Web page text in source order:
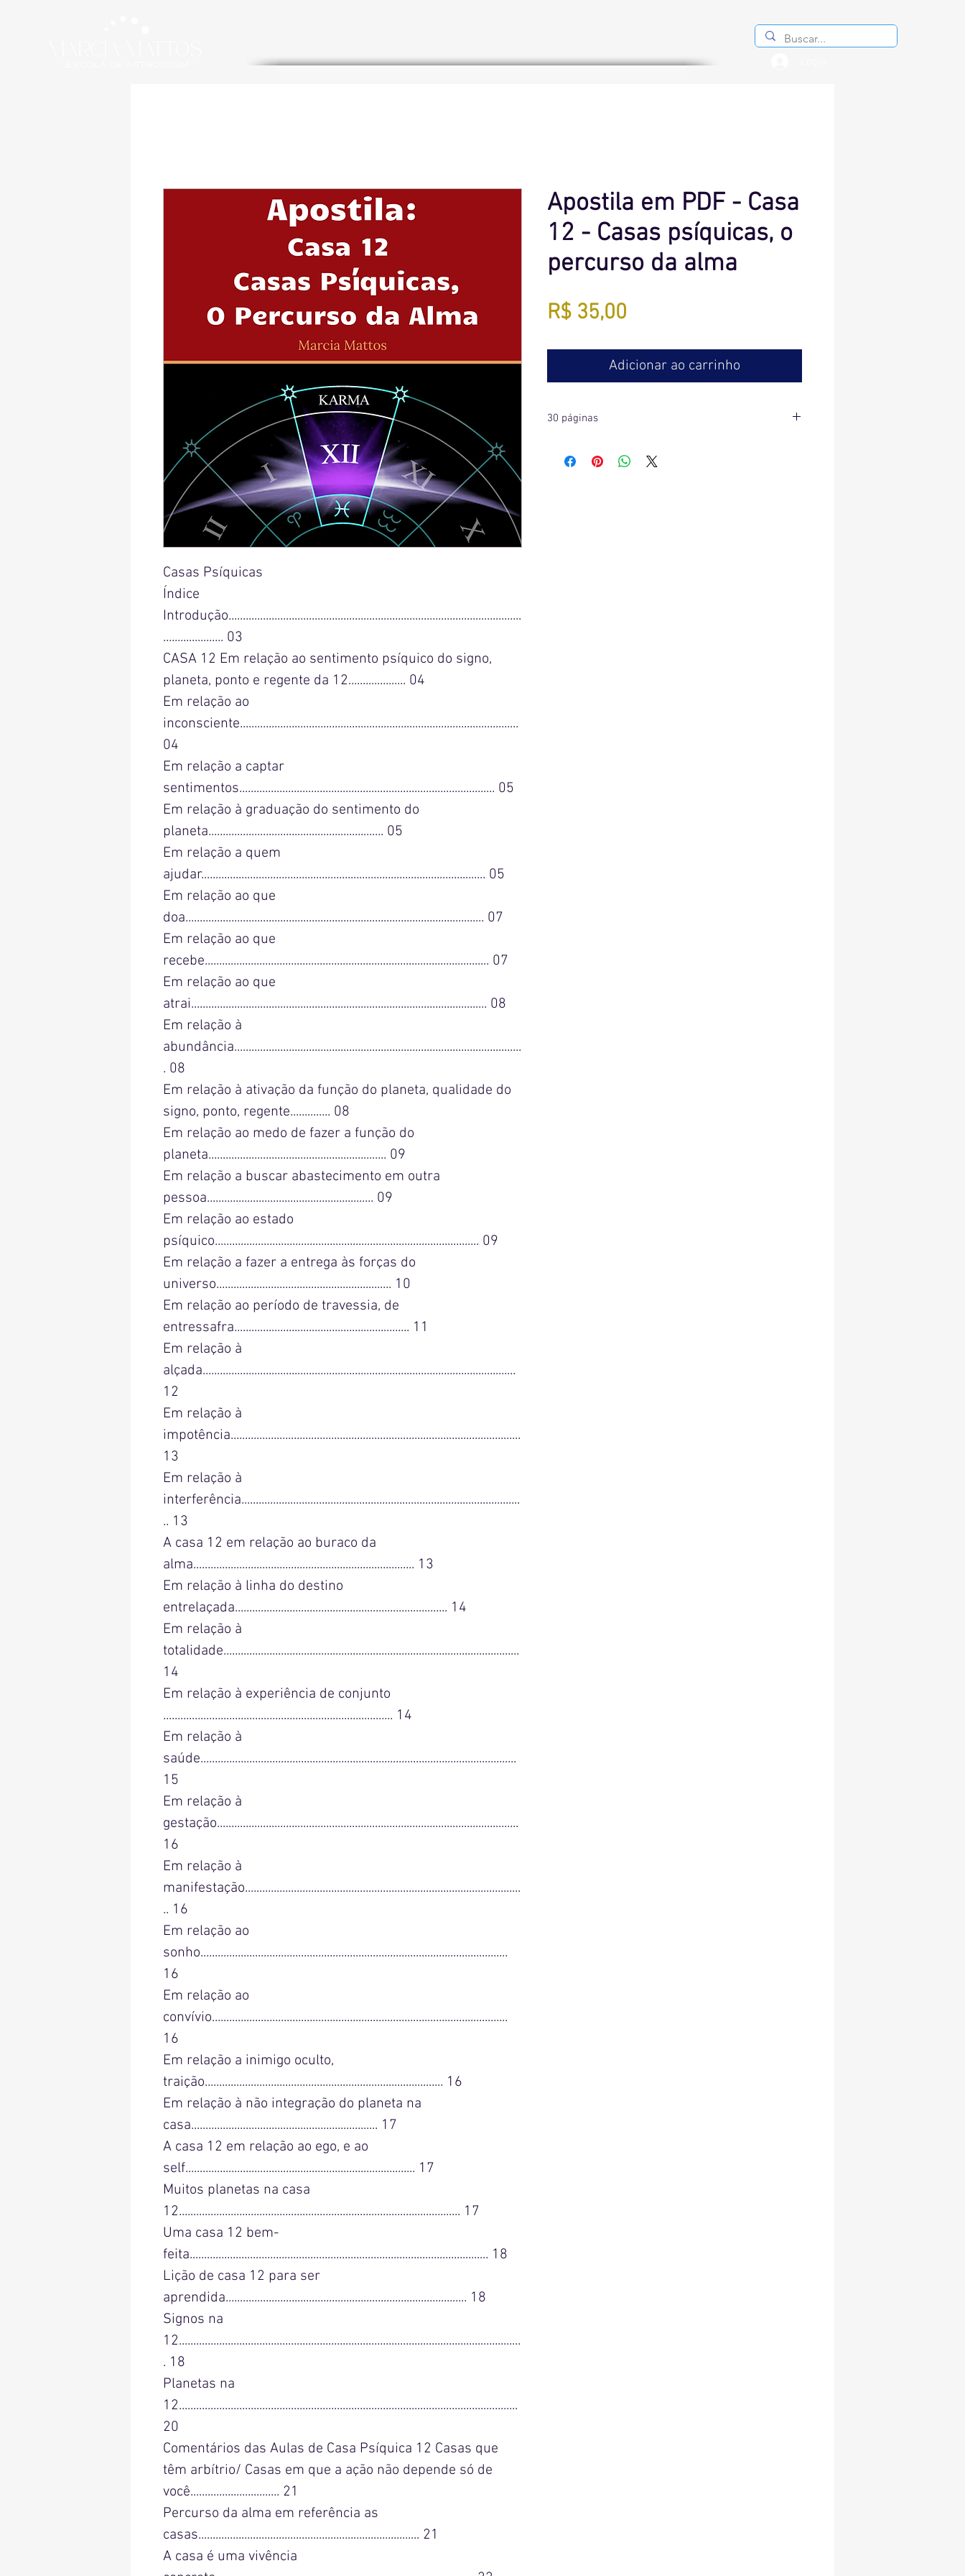
Início Cursos de Astrologia Loja
Casas Psíquicas
Índice
Introdução......................................................................................................
..................... 03
CASA 12 Em relação ao sentimento psíquico do signo,
planeta, ponto e regente da 12.................... 04
Em relação ao
inconsciente.................................................................................................
04
Em relação a captar
sentimentos......................................................................................... 05
Em relação à graduação do sentimento do
planeta............................................................. 05
Em relação a quem
ajudar................................................................................................... 05
Em relação ao que
doa........................................................................................................ 07
Em relação ao que
recebe................................................................................................... 07
Em relação ao que
atrai....................................................................................................... 08
Em relação à
abundância....................................................................................................
. 08
Em relação à ativação da função do planeta, qualidade do
signo, ponto, regente.............. 08
Em relação ao medo de fazer a função do
planeta.............................................................. 09
Em relação a buscar abastecimento em outra
pessoa.......................................................... 09
Em relação ao estado
psíquico............................................................................................ 09
Em relação a fazer a entrega às forças do
universo............................................................. 10
Em relação ao período de travessia, de
entressafra............................................................. 11
Em relação à
alçada.............................................................................................................
12
Em relação à
impotência.....................................................................................................
13
Em relação à
interferência.................................................................................................
.. 13
A casa 12 em relação ao buraco da
alma............................................................................. 13
Em relação à linha do destino
entrelaçada.......................................................................... 14
Em relação à
totalidade.......................................................................................................
14
Em relação à experiência de conjunto
................................................................................ 14
Em relação à
saúde..............................................................................................................
15
Em relação à
gestação.........................................................................................................
16
Em relação à
manifestação................................................................................................
.. 16
Em relação ao
sonho...........................................................................................................
16
Em relação ao
convívio.......................................................................................................
16
Em relação a inimigo oculto,
traição................................................................................... 16
Em relação à não integração do planeta na
casa................................................................. 17
A casa 12 em relação ao ego, e ao
self................................................................................ 17
Muitos planetas na casa
12.................................................................................................. 17
Uma casa 12 bem-
feita........................................................................................................ 18
Lição de casa 12 para ser
aprendida.................................................................................... 18
Signos na
12.......................................................................................................................
. 18
Planetas na
12......................................................................................................................
20
Comentários das Aulas de Casa Psíquica 12 Casas que
têm arbítrio/ Casas em que a ação não depende só de
você............................... 21
Percurso da alma em referência as
casas............................................................................. 21
A casa é uma vivência
Apostila em PDF - Casa
12 - Casas psíquicas, o
percurso da alma
R$ 35,00
Adicionar ao carrinho
30 páginas